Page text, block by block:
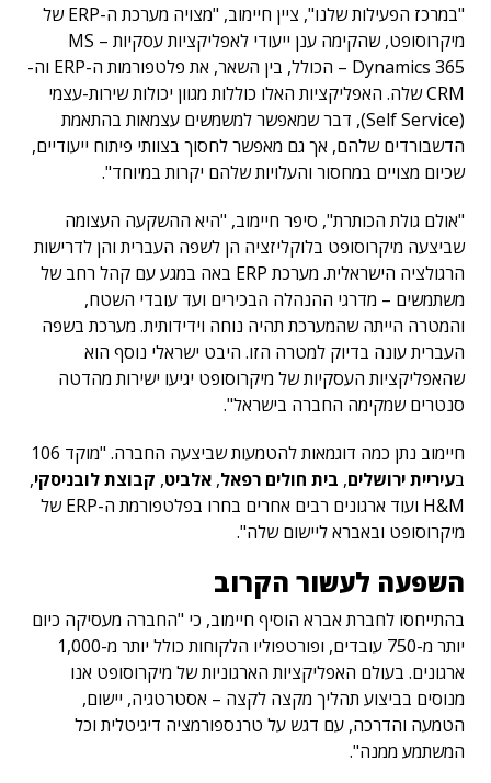
"במרכז הפעילות שלנו", ציין חיימוב, "מצויה מערכת ה-ERP של
מיקרוסופט, שהקימה ענן ייעודי לאפליקציות עסקיות – MS
Dynamics 365 – הכולל, בין השאר, את פלטפורמות ה-ERP וה-
CRM שלה. האפליקציות האלו כוללות מגוון יכולות שירות-עצמי
(Self Service), דבר שמאפשר למשמשים עצמאות בהתאמת
הדשבורדים שלהם, אך גם מאפשר לחסוך בצוותי פיתוח ייעודיים,
שכיום מצויים במחסור והעלויות שלהם יקרות במיוחד".
"אולם גולת הכותרת", סיפר חיימוב, "היא ההשקעה העצומה
שביצעה מיקרוסופט בלוקליזציה הן לשפה העברית והן לדרישות
הרגולציה הישראלית. מערכת ERP באה במגע עם קהל רחב של
משתמשים – מדרגי ההנהלה הבכירים ועד עובדי השטח,
והמטרה הייתה שהמערכת תהיה נוחה וידידותית. מערכת בשפה
העברית עונה בדיוק למטרה הזו. היבט ישראלי נוסף הוא
שהאפליקציות העסקיות של מיקרוסופט יגיעו ישירות מהדטה
סנטרים שמקימה החברה בישראל".
חיימוב נתן כמה דוגמאות להטמעות שביצעה החברה. "מוקד 106
בעיריית ירושלים, בית חולים רפאל, אלביט, קבוצת לובניסקי,
H&M ועוד ארגונים רבים אחרים בחרו בפלטפורמת ה-ERP של
מיקרוסופט ובאברא ליישום שלה".
השפעה לעשור הקרוב
בהתייחסו לחברת אברא הוסיף חיימוב, כי "החברה מעסיקה כיום
יותר מ-750 עובדים, ופורטפוליו הלקוחות כולל יותר מ-1,000
ארגונים. בעולם האפליקציות הארגוניות של מיקרוסופט אנו
מנוסים בביצוע תהליך מקצה לקצה – אסטרטגיה, יישום,
הטמעה והדרכה, עם דגש על טרנספורמציה דיגיטלית וכל
המשתמע ממנה".